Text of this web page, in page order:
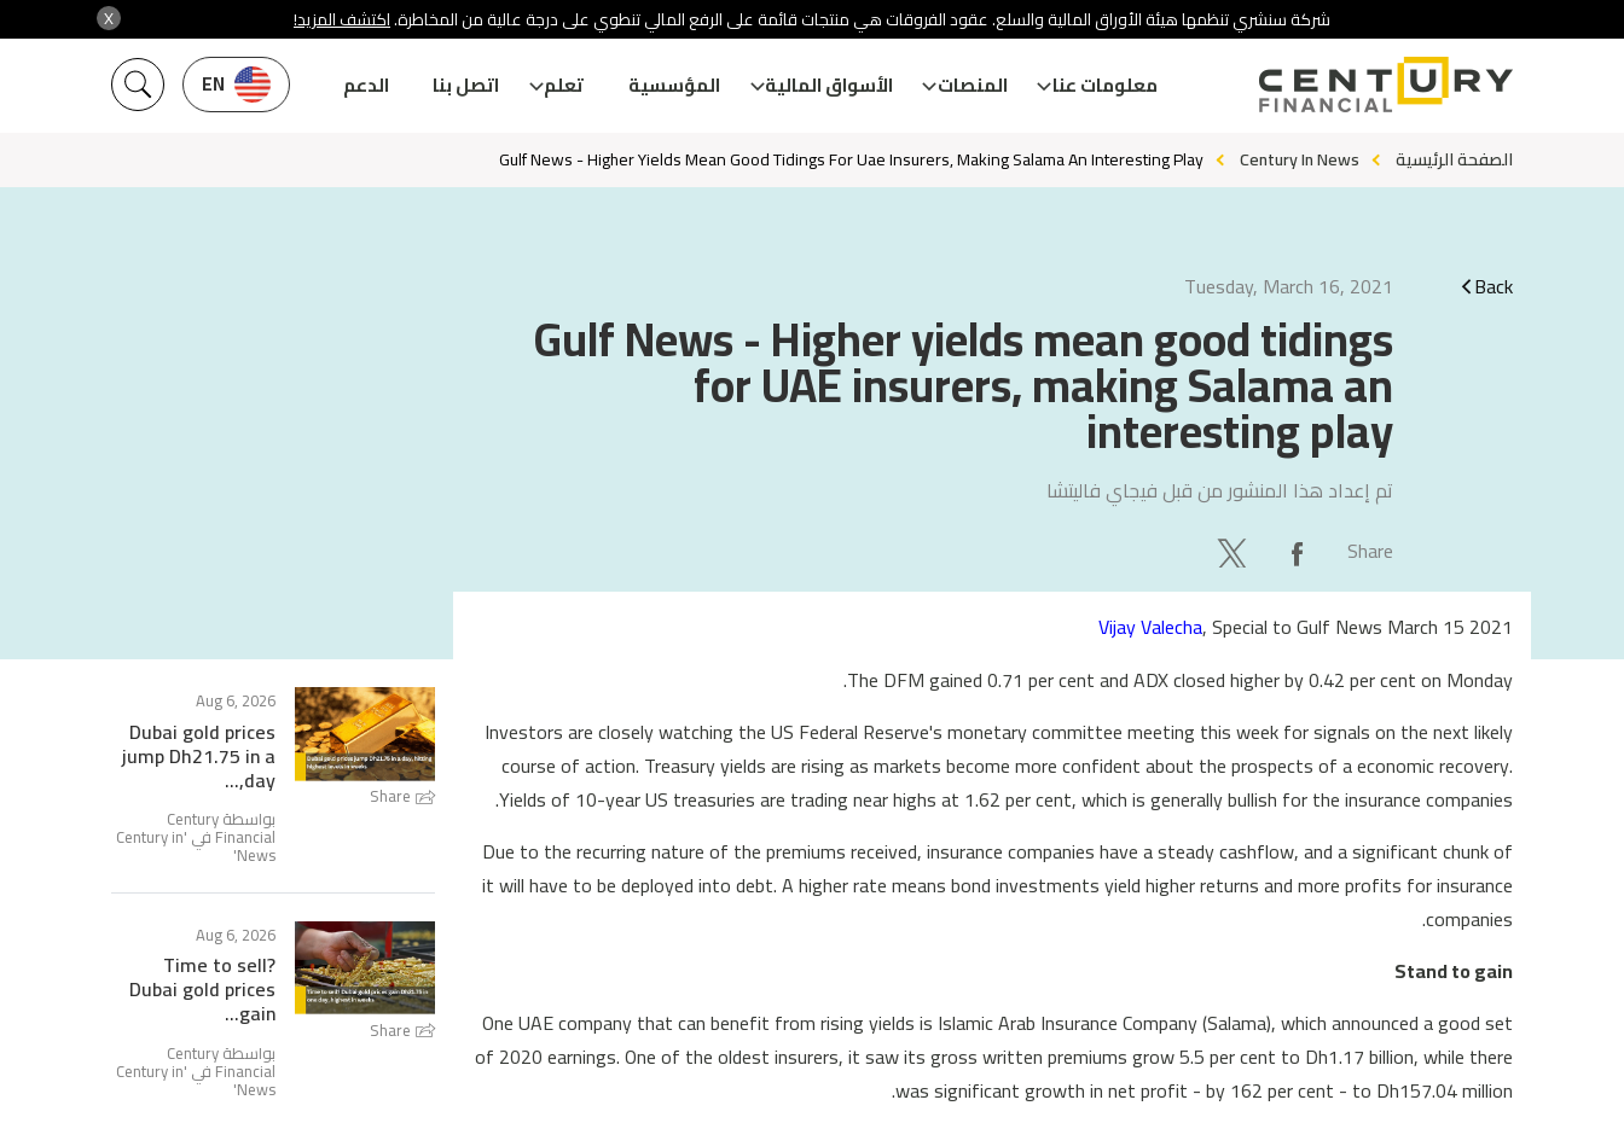
X شركة سنشري تنظمها هيئة الأوراق المالية والسلع. عقود الفروقات هي منتجات قائمة على الرفع المالي تنطوي على درجة عالية من المخاطرة.اكتشف المزيد!
EN معلومات عنا المنصات الأسواق المالية المؤسسية تعلم اتصل بنا الدعم
الصفحة الرئيسية Century In News
Gulf News - Higher Yields Mean Good Tidings For Uae Insurers, Making Salama An Interesting Play
Back
Tuesday, March 16, 2021
Gulf News - Higher yields mean good tidings
for UAE insurers, making Salama an
interesting play
تم إعداد هذا المنشور من قبل فيجاي فاليتشا
Share
Vijay Valecha, Special to Gulf News March 15 2021
The DFM gained 0.71 per cent and ADX closed higher by 0.42 per cent on Monday.
Investors are closely watching the US Federal Reserve's monetary committee meeting this week for signals on the next likely
course of action. Treasury yields are rising as markets become more confident about the prospects of a economic recovery.
Yields of 10-year US treasuries are trading near highs at 1.62 per cent, which is generally bullish for the insurance companies.
Due to the recurring nature of the premiums received, insurance companies have a steady cashflow, and a significant chunk of
it will have to be deployed into debt. A higher rate means bond investments yield higher returns and more profits for insurance
companies.
Stand to gain
One UAE company that can benefit from rising yields is Islamic Arab Insurance Company (Salama), which announced a good set
of 2020 earnings. One of the oldest insurers, it saw its gross written premiums grow 5.5 per cent to Dh1.17 billion, while there
was significant growth in net profit - by 162 per cent - to Dh157.04 million.
Share
Aug 6, 2026
Dubai gold prices
jump Dh21.75 in a
day,...
بواسطة Century
Financial في ' Century in
News
'
Share
Aug 6, 2026
Time to sell?
Dubai gold prices
gain...
بواسطة Century
Financial في ' Century in
News
'